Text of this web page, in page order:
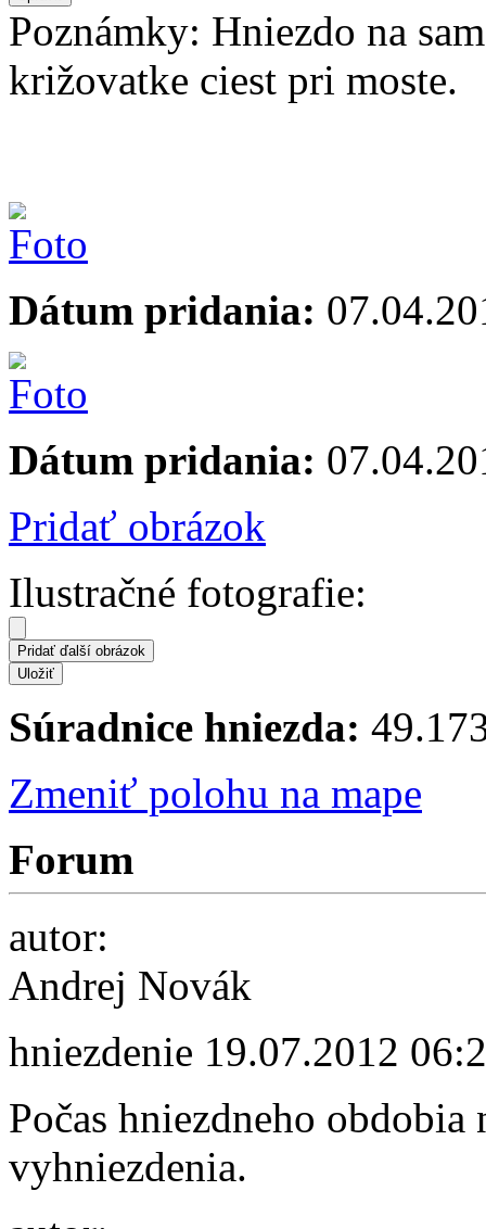
Poznámky: Hniezdo na
križovatke ciest pri moste.
Dátum pridania:
Dátum pridania:
Pridať obrázok
Ilustračné fotografie:
Súradnice hniezda:
Zmeniť polohu na mape
Forum
autor:
Andrej Novák
hniezdenie 19.07.2012
Počas hniezdneho
vyhniezdenia.